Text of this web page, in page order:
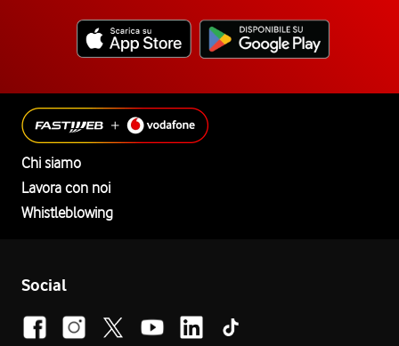
Chi siamo
Lavora con noi
Whistleblowing
Social